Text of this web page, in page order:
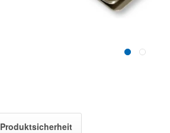
Produktsicherheit